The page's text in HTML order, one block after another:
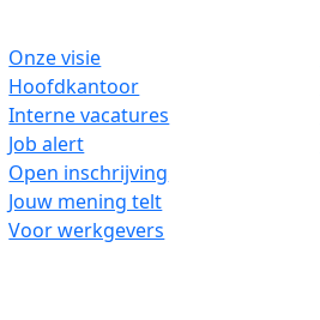
Onze visie
Hoofdkantoor
Interne vacatures
Job alert
Open inschrijving
Jouw mening telt
Voor werkgevers